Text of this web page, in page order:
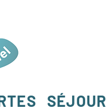
SÉJOUR